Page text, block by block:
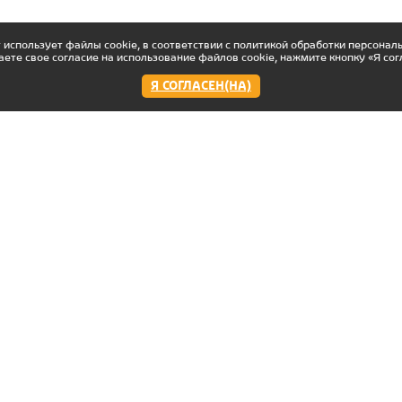
файлы cookie, в соответствии с политикой обработки
свое согласие на использование файлов cookie, нажмите кнопку «Я
Я СОГЛАСЕН(НА)